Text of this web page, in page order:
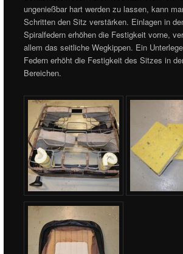
ungenießbar hart werden zu lassen, kann
Schritten den Sitz verstärken. Einlagen in
Spiralfedern erhöhen die Festigkeit vorne,
allem das seitliche Wegkippen. Ein
Federn erhöht die Festigkeit des Sitzes in
Bereichen.